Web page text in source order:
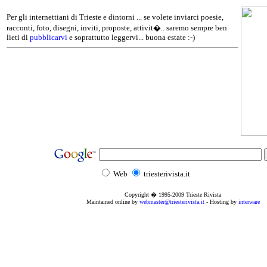
Per gli internettiani di Trieste e dintorni ... se volete inviarci poesie,
racconti, foto, disegni, inviti, proposte, attivit�.. saremo sempre ben
lieti di pubblicarvi e soprattutto leggervi... buona estate :-)
Web triesterivista.it
Copyright � 1995-2009 Trieste Rivista
Maintained online by webmaster@triesterivista.it- Hosting by interware